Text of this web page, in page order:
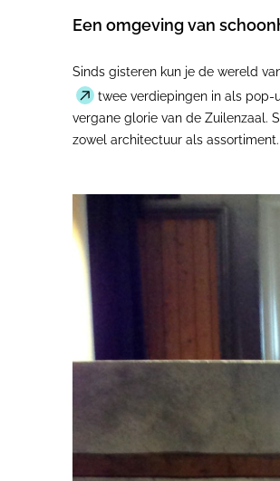
Een omgeving van
Sinds gisteren kun je de wereld
twee verdiepingen in als pop-
vergane glorie van de Zuilenzaal.
zowel architectuur als